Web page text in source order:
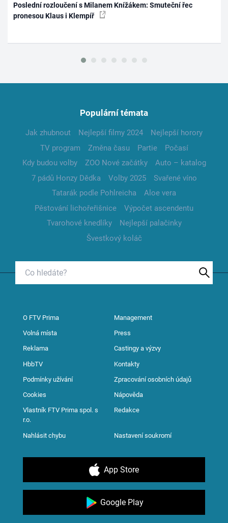
Poslední rozloučení s Milanem Knížákem: Smuteční řec
pronesou Klaus i Klempíř
Populární témata
Jak zhubnout Nejlepší filmy 2024
Nejlepší horory
TV program
Změna času Partie
Počasí
Kdy budou volby
ZOO Nové začátky
Auto – katalog
7 pádů Honzy Dědka
Volby 2025
Svařené víno
Tatarák podle Pohlreicha
Aloe vera
Pěstování lichořeřišnice
Výpočet ascendentu
Tvarohové knedlíky
Nejlepší palačinky
Švestkový koláč
O FTV Prima Management
Volná místa Press
Reklama Castingy a výzvy
HbbTV Kontakty
Podmínky užívání Zpracování osobních údajů
Cookies Nápověda
Vlastník FTV Prima spol. s
r.o.
Redakce
Nahlásit chybu Nastavení soukromí
App Store
Google Play